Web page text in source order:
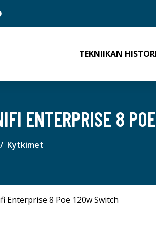
TEKNIIKAN
ENTERPRISE 8
Kytkimet